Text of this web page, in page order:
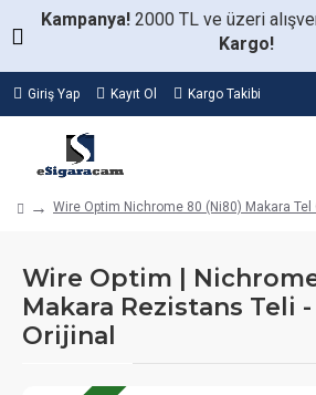
Kampanya! 2000 TL ve üzeri
Kargo!
Giriş Yap Kayıt Ol Kargo Takibi
Wire Optim Nichrome 80 (Ni80) Makara Tel
Wire Optim |
Makara Rezistans Teli -
Orijinal